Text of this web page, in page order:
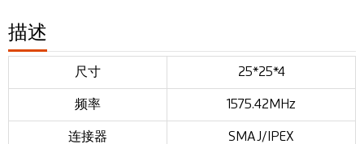
描述
尺寸 25*25*4
频率 1575.42MHz
连接器 SMAJ/IPEX